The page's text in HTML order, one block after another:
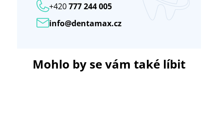
info@dentamax.cz
+420777 244 005
Mohlo by se vám také líbit